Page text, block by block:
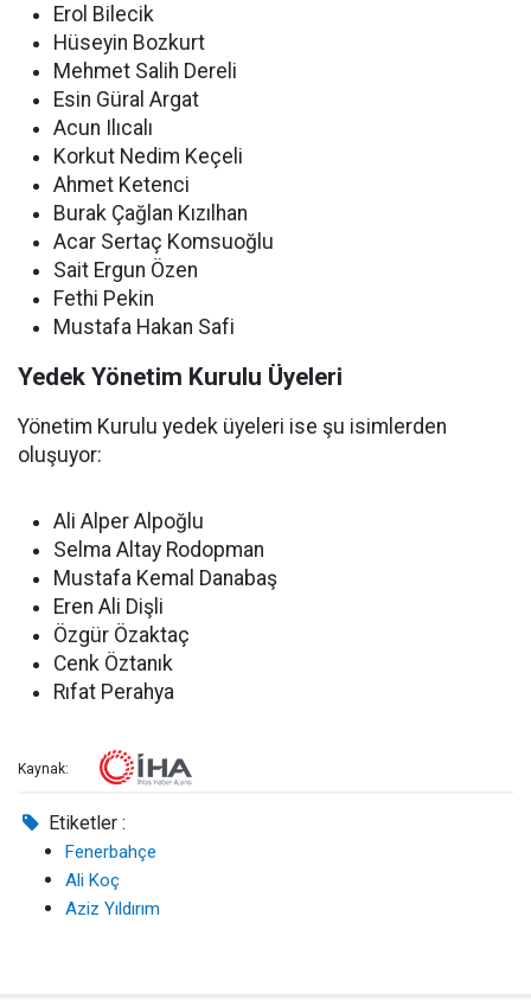
Erol Bilecik
Hüseyin Bozkurt
Mehmet Salih Dereli
Esin Güral Argat
Acun Ilıcalı
Korkut Nedim Keçeli
Ahmet Ketenci
Burak Çağlan Kızılhan
Acar Sertaç Komsuoğlu
Sait Ergun Özen
Fethi Pekin
Mustafa Hakan Safi
Yedek Yönetim Kurulu Üyeleri
Yönetim Kurulu yedek üyeleri ise şu isimlerden
oluşuyor:
Ali Alper Alpoğlu
Selma Altay Rodopman
Mustafa Kemal Danabaş
Eren Ali Dişli
Özgür Özaktaç
Cenk Öztanık
Rıfat Perahya
Kaynak:
Etiketler :
Fenerbahçe
Ali Koç
Aziz Yıldırım